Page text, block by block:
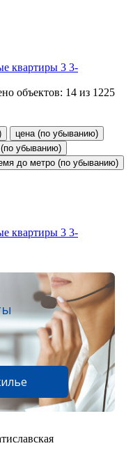
квартиры 3 3-
объектов: 14 из 1225
цена (по убыванию)
убыванию)
до метро (по убыванию)
квартиры 3 3-